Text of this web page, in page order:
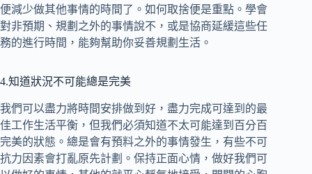
便減少做其他事情的時間了。如何取捨便是重點。學會
對非預期、規劃之外的事情說不，或是協商延緩這些任
務的進行時間，能夠幫助你妥善規劃生活。
4.知道狀況不可能總是完美
我們可以盡力將時間安排做到好，盡力完成可達到的最
佳工作生活平衡，但我們必須知道不太可能達到百分百
完美的狀態。總是會有預料之外的事情發生，有些不可
抗力因素會打亂原先計劃。保持正面心情，做好我們可